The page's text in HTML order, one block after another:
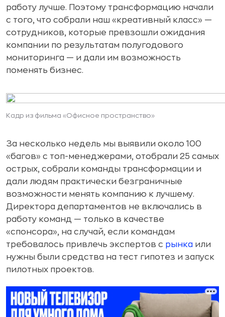
работу лучше. Поэтому трансформацию начали
с того, что собрали наш «креативный класс» —
сотрудников, которые превзошли ожидания
компании по результатам полугодового
мониторинга — и дали им возможность
поменять бизнес.
Кадр из фильма «Офисное пространство»
За несколько недель мы выявили около 100
«багов» с топ-менеджерами, отобрали 25 самых
острых, собрали команды трансформации и
дали людям практически безграничные
возможности менять компанию к лучшему.
Директора департаментов не включались в
работу команд — только в качестве
«спонсора», на случай, если командам
требовалось привлечь экспертов с рынка или
нужны были средства на тест гипотез и запуск
пилотных проектов.